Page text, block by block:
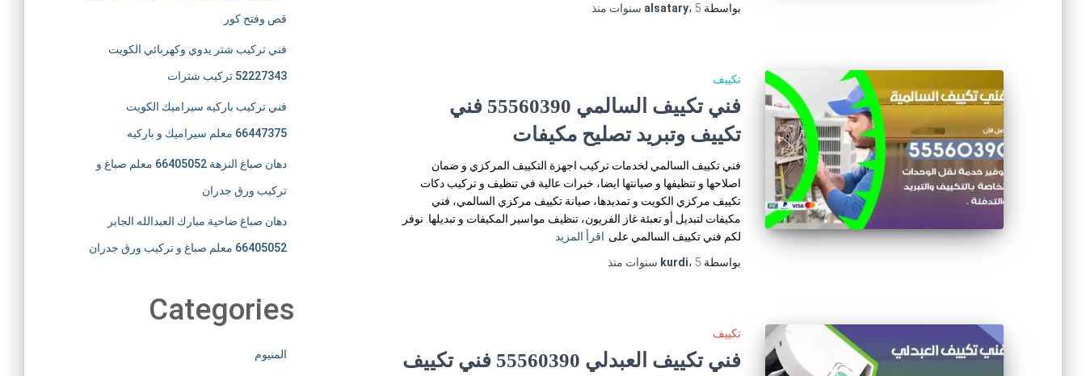
بواسطة
alsatary، 5 سنوات منذ
تكييف
فني تكييف السالمي 55560390 فني
تكييف وتبريد تصليح مكيفات
فني تكييف السالمي لخدمات تركيب اجهزة التكييف المركزي و ضمان
اصلاحها و تنظيفها و صيانتها ايضا، خبرات عالية في تنظيف و تركيب دكات
تكييف مركزي الكويت و تمديدها، صيانة تكييف مركزي السالمي، فني
مكيفات لتبديل أو تعبئة غاز الفريون، تنظيف مواسير المكيفات و تبديلها. نوفر
لكم فني تكييف السالمي على اقرأ المزيد
بواسطة
kurdi، 5 سنوات منذ
تكييف
فني تكييف العبدلي 55560390 فني تكييف
قص وفتح كور
فني تركيب شتر يدوي وكهربائي الكويت
52227343 تركيب شترات
فني تركيب باركيه سيراميك الكويت
66447375 معلم سيراميك و باركيه
دهان صباغ النزهة 66405052 معلم صباغ و
تركيب ورق جدران
دهان صباغ ضاحية مبارك العبدالله الجابر
66405052 معلم صباغ و تركيب ورق جدران
Categories
المنيوم